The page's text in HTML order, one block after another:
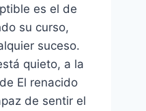
es el de
su curso,
suceso.
quieto, a la
El renacido
de sentir el